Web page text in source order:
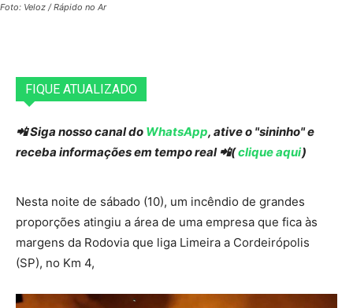
Foto: Veloz / Rápido no Ar
FIQUE ATUALIZADO
📲 Siga nosso canal do WhatsApp, ative o "sininho" e
receba informações em tempo real 📲(clique aqui)
Nesta noite de sábado (10), um incêndio de grandes
proporções atingiu a área de uma empresa que fica às
margens da Rodovia que liga Limeira a Cordeirópolis
(SP), no Km 4,